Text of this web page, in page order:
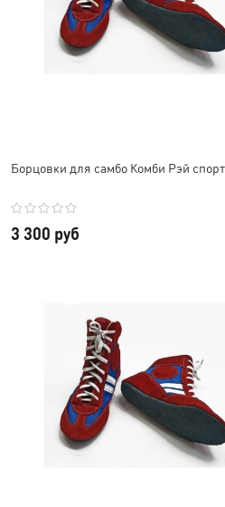
Борцовки для самбо Комби Рэй спорт
3 300 руб
Качество просто супер,
ткань плотная, но в то же
время не «стоячая», очень
комфортно, цвет
белоснежный. Персонал
Отдельное спасибо за